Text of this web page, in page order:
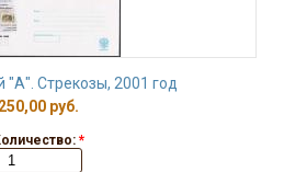
"А". Стрекозы, 2001 год
250,00 руб.
*